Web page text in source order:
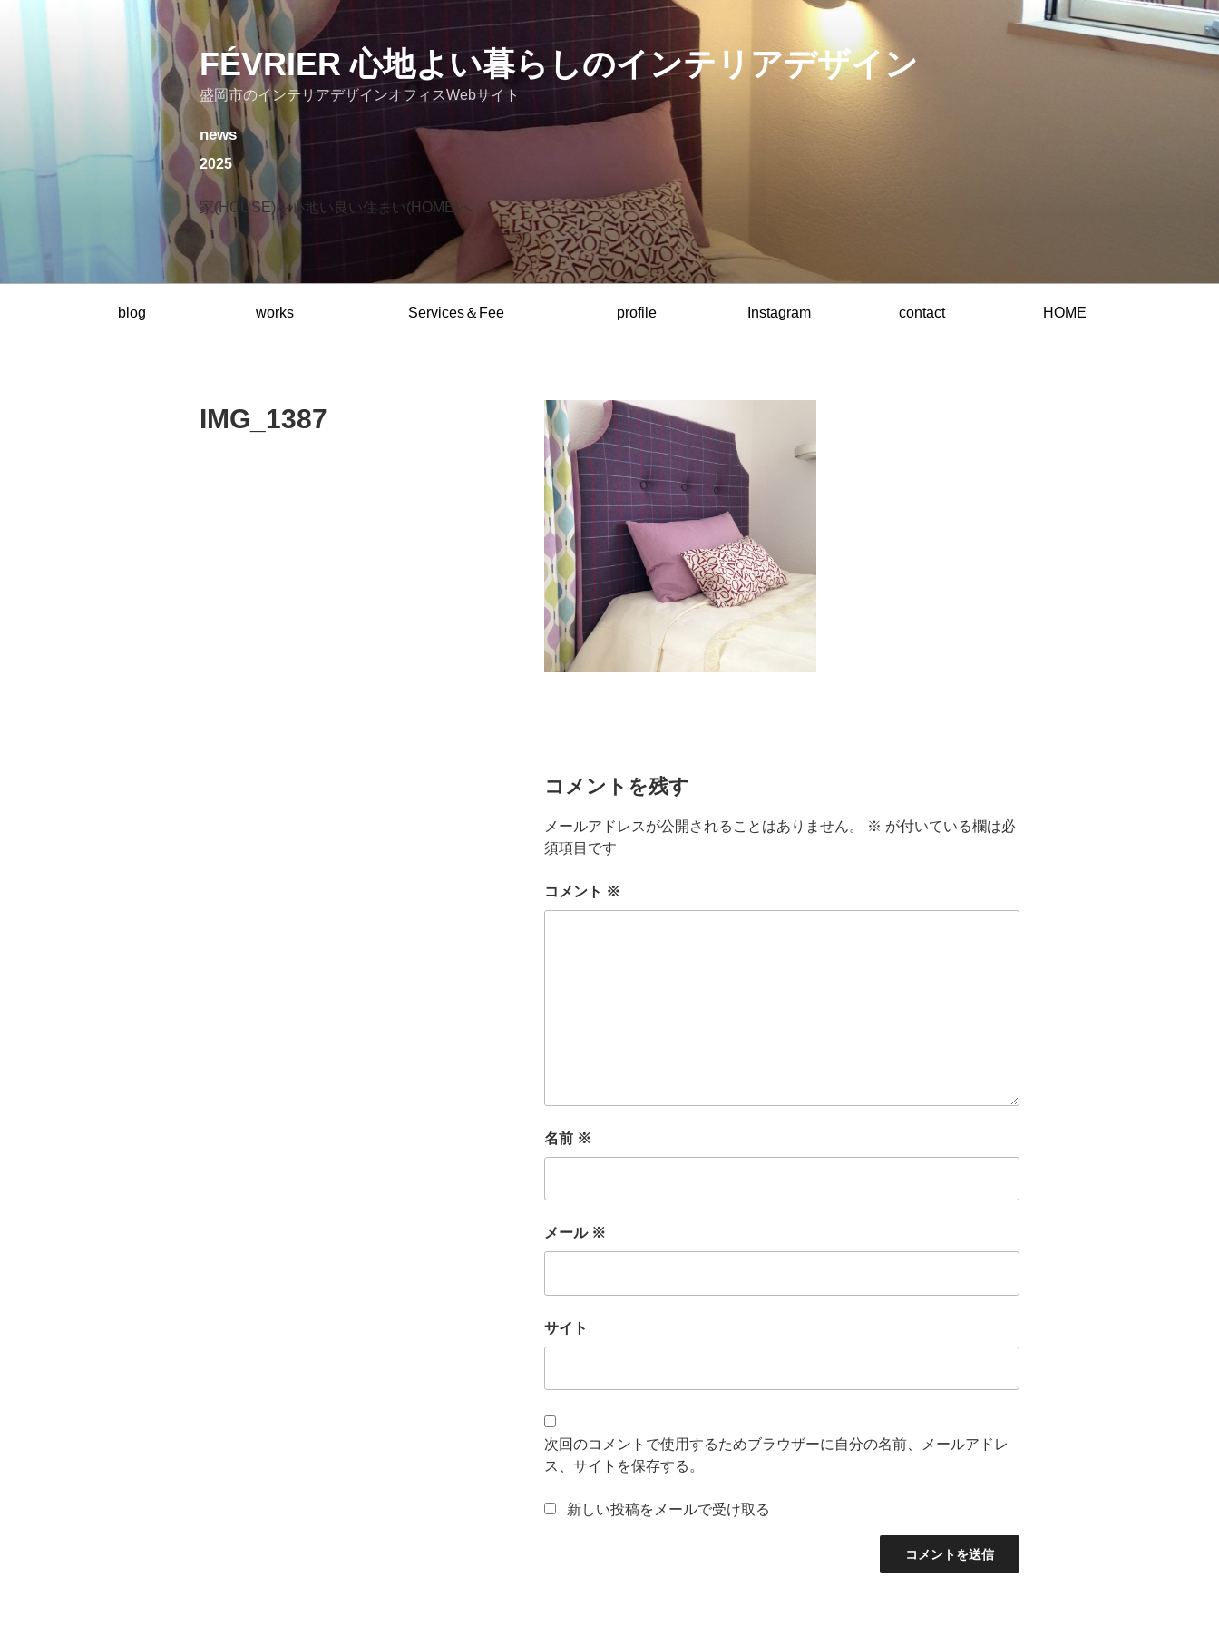
FÉVRIER 心地よい暮らしのインテリアデザイン
盛岡市のインテリアデザインオフィスWebサイト
news
2025
家(HOUSE)を心地い良い住まい(HOME)へ
blog works Services＆Fee profile Instagram contact HOME
IMG_1387
コメントを残す
メールアドレスが公開されることはありません。 ※ が付いている欄は必
須項目です
コメント ※
名前 ※
メール ※
サイト
次回のコメントで使用するためブラウザーに自分の名前、メールアドレ
ス、サイトを保存する。
新しい投稿をメールで受け取る